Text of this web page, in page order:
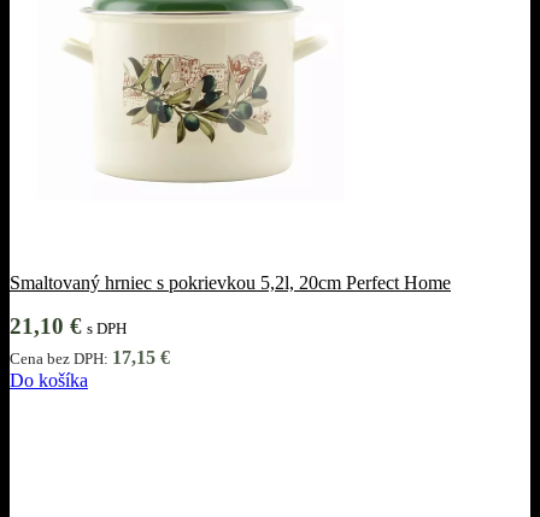
Smaltovaný hrniec s pokrievkou 5,2l, 20cm Perfect Home
21,10 € s DPH
Cena bez DPH: 17,15 €
Do košíka